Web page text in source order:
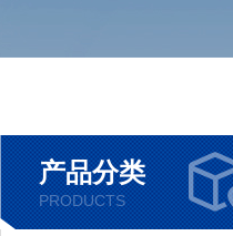
产品分类
PRODUCTS